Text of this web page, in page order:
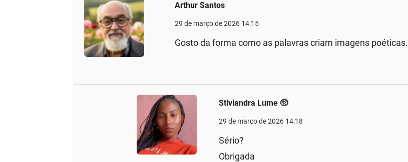
Arthur Santos
29 de março de 2026 14:15
Gosto da forma como as palavras criam imagens poéticas.
Stiviandra Lume 🥺
29 de março de 2026 14:18
Sério?
Obrigada